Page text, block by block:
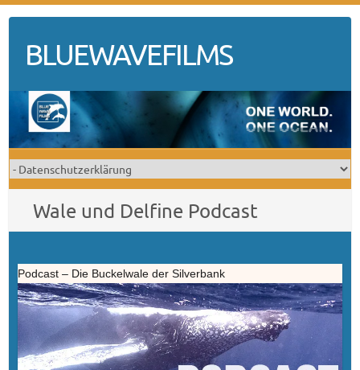
contentBLUEWAVEFILMS
Wale und Delfine Podcast
Podcast – Die Buckelwale der Silverbank